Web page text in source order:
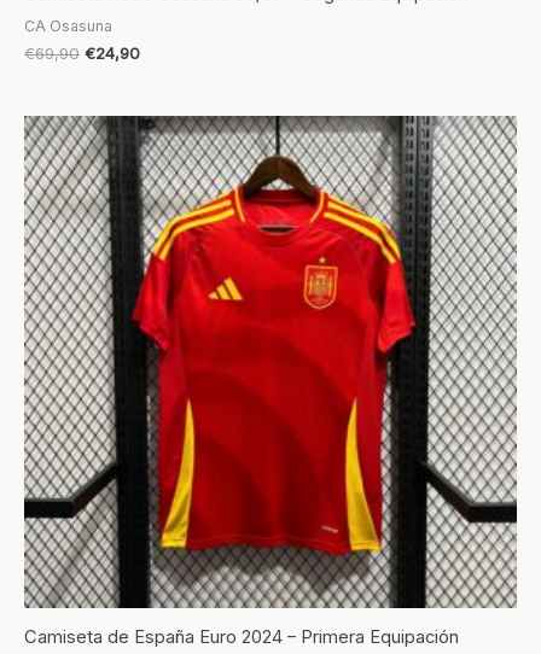
CA Osasuna
€69,90 €24,90
Camiseta de España Euro 2024 – Primera Equipación